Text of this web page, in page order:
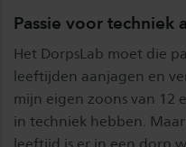
Passie voor techniek
Het DorpsLab moet die
leeftijden aanjagen en
mijn eigen zoons van 12
in techniek hebben.